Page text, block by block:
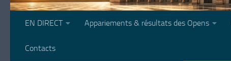
EN DIRECT Appariements & résultats des Opens
Contacts